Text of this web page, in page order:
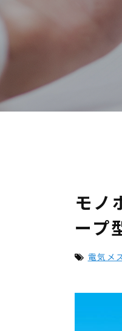
モノ
ープ
電気メ